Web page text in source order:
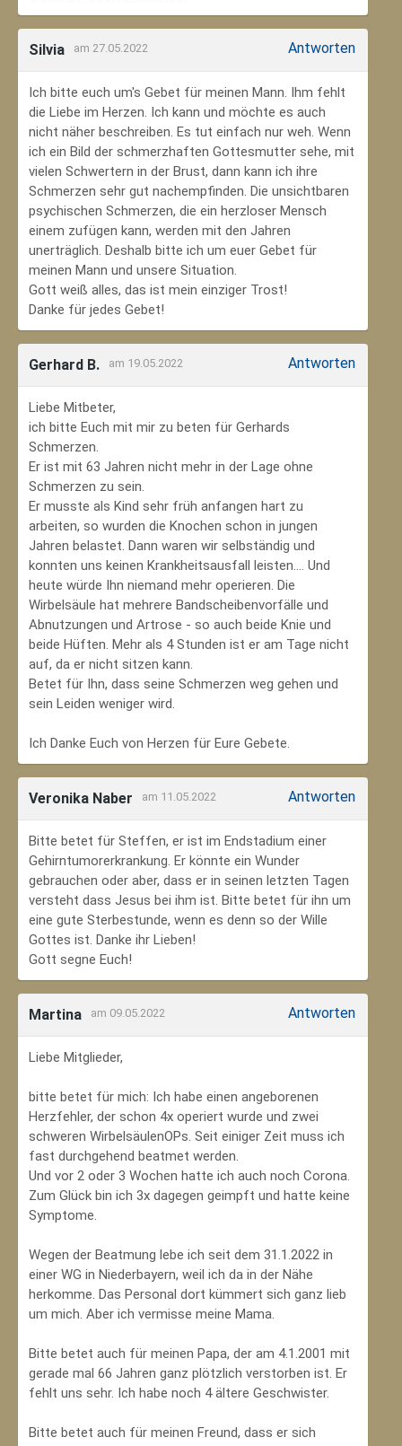
Silvia am 27.05.2022 Antworten
Ich bitte euch um's Gebet für meinen Mann. Ihm fehlt
die Liebe im Herzen. Ich kann und möchte es auch
nicht näher beschreiben. Es tut einfach nur weh. Wenn
ich ein Bild der schmerzhaften Gottesmutter sehe, mit
vielen Schwertern in der Brust, dann kann ich ihre
Schmerzen sehr gut nachempfinden. Die unsichtbaren
psychischen Schmerzen, die ein herzloser Mensch
einem zufügen kann, werden mit den Jahren
unerträglich. Deshalb bitte ich um euer Gebet für
meinen Mann und unsere Situation.
Gott weiß alles, das ist mein einziger Trost!
Danke für jedes Gebet!
Gerhard B. am 19.05.2022 Antworten
Liebe Mitbeter,
ich bitte Euch mit mir zu beten für Gerhards
Schmerzen.
Er ist mit 63 Jahren nicht mehr in der Lage ohne
Schmerzen zu sein.
Er musste als Kind sehr früh anfangen hart zu
arbeiten, so wurden die Knochen schon in jungen
Jahren belastet. Dann waren wir selbständig und
konnten uns keinen Krankheitsausfall leisten.... Und
heute würde Ihn niemand mehr operieren. Die
Wirbelsäule hat mehrere Bandscheibenvorfälle und
Abnutzungen und Artrose - so auch beide Knie und
beide Hüften. Mehr als 4 Stunden ist er am Tage nicht
auf, da er nicht sitzen kann.
Betet für Ihn, dass seine Schmerzen weg gehen und
sein Leiden weniger wird.
Ich Danke Euch von Herzen für Eure Gebete.
Veronika Naber am 11.05.2022 Antworten
Bitte betet für Steffen, er ist im Endstadium einer
Gehirntumorerkrankung. Er könnte ein Wunder
gebrauchen oder aber, dass er in seinen letzten Tagen
versteht dass Jesus bei ihm ist. Bitte betet für ihn um
eine gute Sterbestunde, wenn es denn so der Wille
Gottes ist. Danke ihr Lieben!
Gott segne Euch!
Martina am 09.05.2022 Antworten
Liebe Mitglieder,
bitte betet für mich: Ich habe einen angeborenen
Herzfehler, der schon 4x operiert wurde und zwei
schweren WirbelsäulenOPs. Seit einiger Zeit muss ich
fast durchgehend beatmet werden.
Und vor 2 oder 3 Wochen hatte ich auch noch Corona.
Zum Glück bin ich 3x dagegen geimpft und hatte keine
Symptome.
Wegen der Beatmung lebe ich seit dem 31.1.2022 in
einer WG in Niederbayern, weil ich da in der Nähe
herkomme. Das Personal dort kümmert sich ganz lieb
um mich. Aber ich vermisse meine Mama.
Bitte betet auch für meinen Papa, der am 4.1.2001 mit
gerade mal 66 Jahren ganz plötzlich verstorben ist. Er
fehlt uns sehr. Ich habe noch 4 ältere Geschwister.
Bitte betet auch für meinen Freund, dass er sich